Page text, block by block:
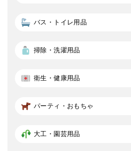
バス・トイレ用品
掃除・洗濯用品
衛生・健康用品
パーティ・おもちゃ
大工・園芸用品